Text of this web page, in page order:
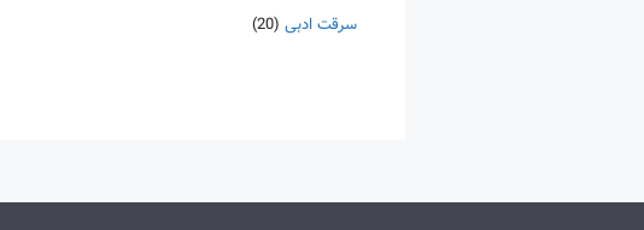
سرقت ادبی (20)